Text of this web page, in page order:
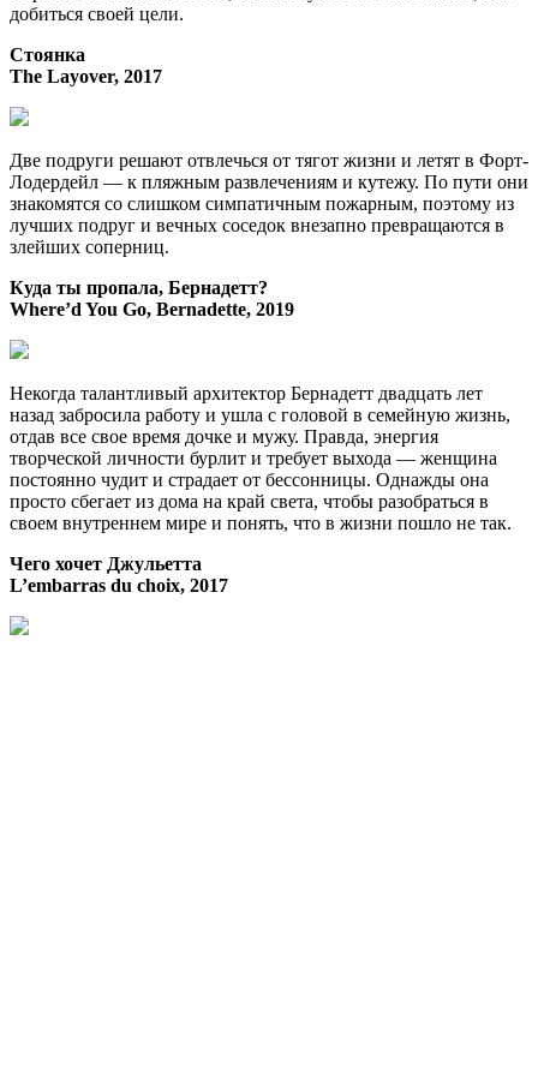
добиться своей цели.
Стоянка
The Layover, 2017
Две подруги решают отвлечься от тягот жизни и летят в Форт-
Лодердейл — к пляжным развлечениям и кутежу. По пути они
знакомятся со слишком симпатичным пожарным, поэтому из
лучших подруг и вечных соседок внезапно превращаются в
злейших соперниц.
Куда ты пропала, Бернадетт?
Where’d You Go, Bernadette, 2019
Некогда талантливый архитектор Бернадетт двадцать лет
назад забросила работу и ушла с головой в семейную жизнь,
отдав все свое время дочке и мужу. Правда, энергия
творческой личности бурлит и требует выхода — женщина
постоянно чудит и страдает от бессонницы. Однажды она
просто сбегает из дома на край света, чтобы разобраться в
своем внутреннем мире и понять, что в жизни пошло не так.
Чего хочет Джульетта
L’embarras du choix, 2017